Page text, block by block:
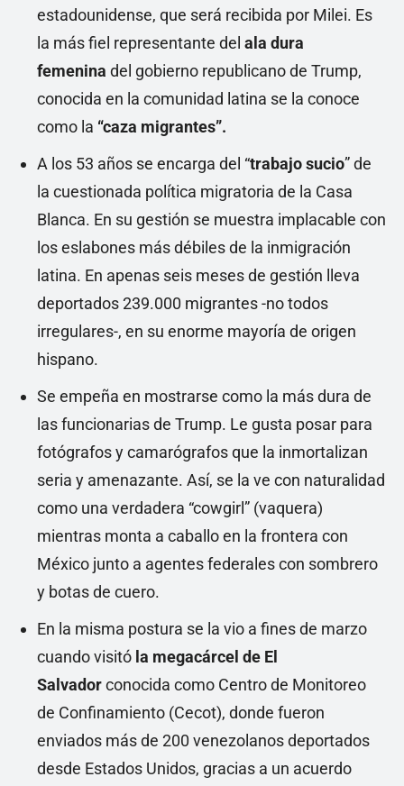
estadounidense, que será recibida por Milei. Es
la más fiel representante del ala dura
femenina del gobierno republicano de Trump,
conocida en la comunidad latina se la conoce
como la “caza migrantes”.
A los 53 años se encarga del “trabajo sucio” de
la cuestionada política migratoria de la Casa
Blanca. En su gestión se muestra implacable con
los eslabones más débiles de la inmigración
latina. En apenas seis meses de gestión lleva
deportados 239.000 migrantes -no todos
irregulares-, en su enorme mayoría de origen
hispano.
Se empeña en mostrarse como la más dura de
las funcionarias de Trump. Le gusta posar para
fotógrafos y camarógrafos que la inmortalizan
seria y amenazante. Así, se la ve con naturalidad
como una verdadera “cowgirl” (vaquera)
mientras monta a caballo en la frontera con
México junto a agentes federales con sombrero
y botas de cuero.
En la misma postura se la vio a fines de marzo
cuando visitó la megacárcel de El
Salvadorconocida como Centro de Monitoreo
de Confinamiento (Cecot), donde fueron
enviados más de 200 venezolanos deportados
desde Estados Unidos, gracias a un acuerdo